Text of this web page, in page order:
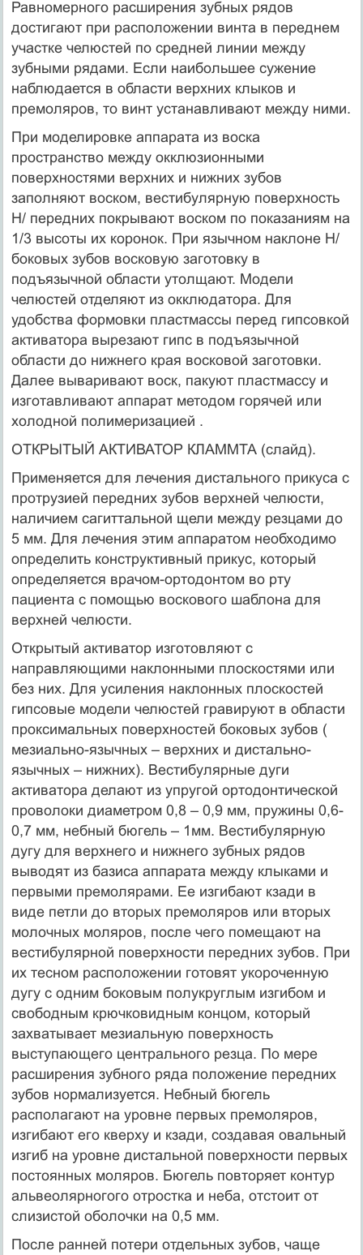
Равномерного расширения зубных рядов
достигают при расположении винта в переднем
участке челюстей по средней линии между
зубными рядами. Если наибольшее сужение
наблюдается в области верхних клыков и
премоляров, то винт устанавливают между ними.
При моделировке аппарата из воска
пространство между окклюзионными
поверхностями верхних и нижних зубов
заполняют воском, вестибулярную поверхность
Н/ передних покрывают воском по показаниям на
1/3 высоты их коронок. При язычном наклоне Н/
боковых зубов восковую заготовку в
подъязычной области утолщают. Модели
челюстей отделяют из окклюдатора. Для
удобства формовки пластмассы перед гипсовкой
активатора вырезают гипс в подъязычной
области до нижнего края восковой заготовки.
Далее вываривают воск, пакуют пластмассу и
изготавливают аппарат методом горячей или
холодной полимеризацией .
ОТКРЫТЫЙ АКТИВАТОР КЛАММТА (слайд).
Применяется для лечения дистального прикуса с
протрузией передних зубов верхней челюсти,
наличием сагиттальной щели между резцами до
5 мм. Для лечения этим аппаратом необходимо
определить конструктивный прикус, который
определяется врачом-ортодонтом во рту
пациента с помощью воскового шаблона для
верхней челюсти.
Открытый активатор изготовляют с
направляющими наклонными плоскостями или
без них. Для усиления наклонных плоскостей
гипсовые модели челюстей гравируют в области
проксимальных поверхностей боковых зубов (
мезиально-язычных – верхних и дистально-
язычных – нижних). Вестибулярные дуги
активатора делают из упругой ортодонтической
проволоки диаметром 0,8 – 0,9 мм, пружины 0,6-
0,7 мм, небный бюгель – 1мм. Вестибулярную
дугу для верхнего и нижнего зубных рядов
выводят из базиса аппарата между клыками и
первыми премолярами. Ее изгибают кзади в
виде петли до вторых премоляров или вторых
молочных моляров, после чего помещают на
вестибулярной поверхности передних зубов. При
их тесном расположении готовят укороченную
дугу с одним боковым полукруглым изгибом и
свободным крючковидным концом, который
захватывает мезиальную поверхность
выступающего центрального резца. По мере
расширения зубного ряда положение передних
зубов нормализуется. Небный бюгель
располагают на уровне первых премоляров,
изгибают его кверху и кзади, создавая овальный
изгиб на уровне дистальной поверхности первых
постоянных моляров. Бюгель повторяет контур
альвеолярногого отростка и неба, отстоит от
слизистой оболочки на 0,5 мм.
После ранней потери отдельных зубов, чаще